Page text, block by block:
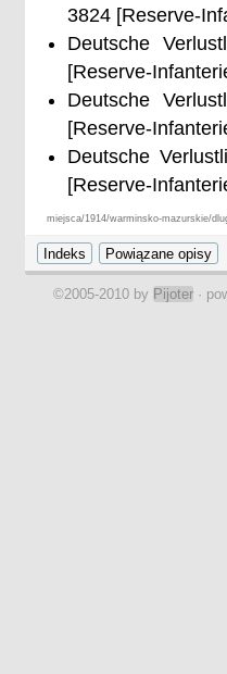
3824 [Reserve-
Deutsche
[Reserve-
Deutsche
[Reserve-
Deutsche
[Reserve-
miejsca/1914/warminsko-mazurskie/
©2005-2010 by Pijoter ·